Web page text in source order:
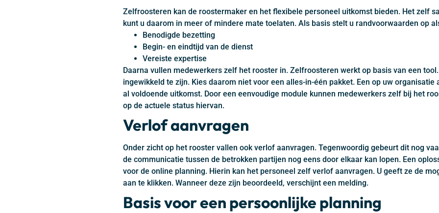
Zelfroosteren kan de roostermaker en het flexibele personeel uitkomst bieden. Het zelf
kunt u daarom in meer of mindere mate toelaten. Als basis stelt u randvoorwaarden op
Benodigde bezetting
Begin- en eindtijd van de dienst
Vereiste expertise
Daarna vullen medewerkers zelf het rooster in. Zelfroosteren werkt op basis van een
ingewikkeld te zijn. Kies daarom niet voor een alles-in-één pakket. Een op uw
al voldoende uitkomst. Door een eenvoudige module kunnen medewerkers zelf bij het
op de actuele status hiervan.
Verlof aanvragen
Onder zicht op het rooster vallen ook verlof aanvragen. Tegenwoordig gebeurt dit nog
de communicatie tussen de betrokken partijen nog eens door elkaar kan lopen. Een
voor de online planning. Hierin kan het personeel zelf verlof aanvragen. U geeft ze de
aan te klikken. Wanneer deze zijn beoordeeld, verschijnt een melding.
Basis voor een persoonlijke planning